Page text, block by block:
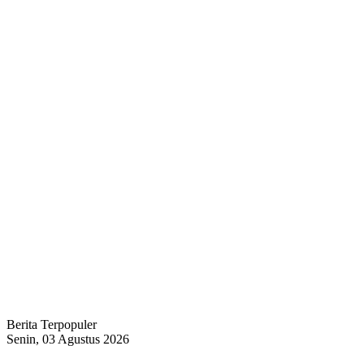
Berita Terpopuler
Senin, 03 Agustus 2026